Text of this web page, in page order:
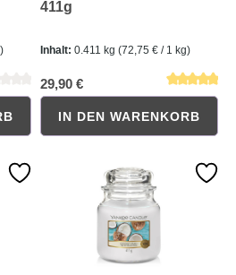
von 0 von 5 Sternen
411g
Inhalt: 0.411 kg (72,75 € / 1 kg)
29,90 €
Durchschnittliche Bewertung
IN DEN WARENKORB